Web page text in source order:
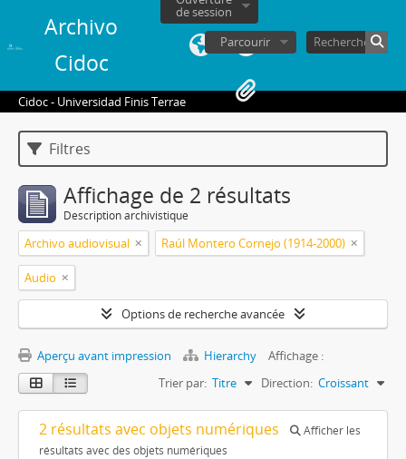
Archivo
Cidoc
de session
Parcourir
Cidoc - Universidad Finis Terrae
Filtres
Affichage de 2 résultats
Description archivistique
Archivo audiovisual Raúl Montero Cornejo (1914-2000)
Audio
Options de recherche avancée
Aperçu avant impression Hierarchy
Affichage :
Trier par: Titre Direction: Croissant
2 résultats avec objets numériques
Afficher les
résultats avec des objets numériques